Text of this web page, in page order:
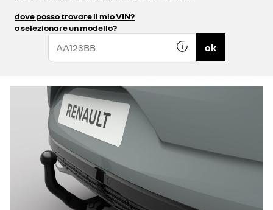
dove posso trovare il mio VIN?
o selezionare un modello?
ok